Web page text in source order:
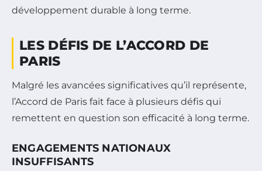
développement durable à long terme.
LES DÉFIS DE L’ACCORD DE
PARIS
Malgré les avancées significatives qu’il représente,
l’Accord de Paris fait face à plusieurs défis qui
remettent en question son efficacité à long terme.
ENGAGEMENTS NATIONAUX
INSUFFISANTS